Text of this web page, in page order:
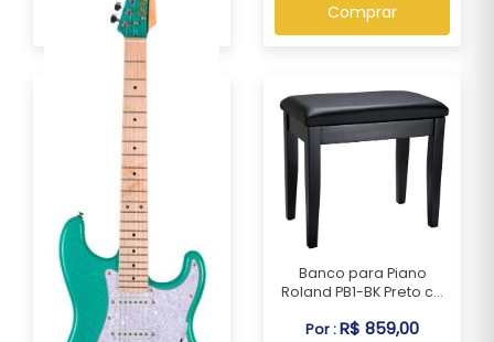
Comprar
Banco para Piano
Roland PB1-BK Preto c...
Por :R$ 859,00